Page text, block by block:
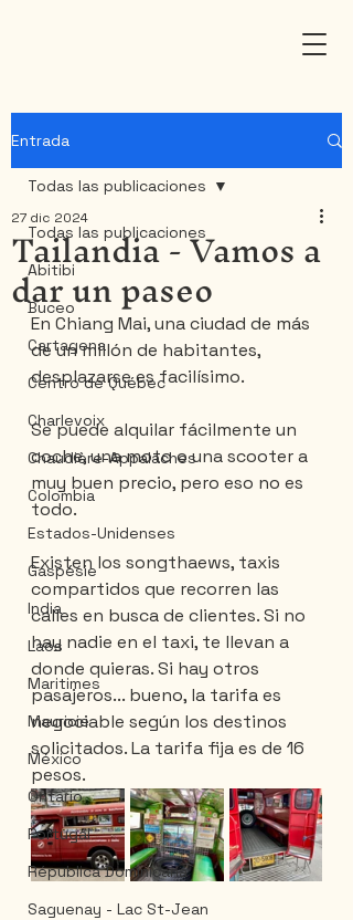
Entrada
Todas las publicaciones
Abitibi
Buceo
Cartagena
Centro de Québec
Charlevoix
Chaudière-Appalaches
Colombia
Estados-Unidenses
Gaspésie
India
Laos
Maritimes
Mauricie
México
Ontario
Portugal
Républica Dominicana
Saguenay - Lac St-Jean
Todas las publicaciones
Tailandia - Vamos a
dar un paseo
27 dic 2024
En Chiang Mai, una ciudad de más
de un millón de habitantes,
desplazarse es facilísimo.
Se puede alquilar fácilmente un
coche, una moto o una scooter a
muy buen precio, pero eso no es
todo.
Existen los songthaews, taxis
compartidos que recorren las
calles en busca de clientes. Si no
hay nadie en el taxi, te llevan a
donde quieras. Si hay otros
pasajeros... bueno, la tarifa es
negociable según los destinos
solicitados. La tarifa fija es de 16
pesos.